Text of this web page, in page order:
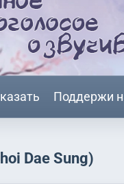
Поддержи
Dae Sung)